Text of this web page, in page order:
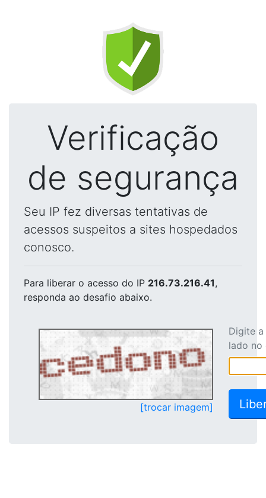
Verificação
de segurança
Seu IP fez diversas tentativas de
acessos suspeitos a sites hospedados
conosco.
Para liberar o acesso do IP 216.73.216.41,
responda ao desafio abaixo.
[trocar imagem]
Digite
lado no